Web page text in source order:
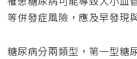
等併發症風險，應及早發現
糖尿病分兩類型，第一型糖